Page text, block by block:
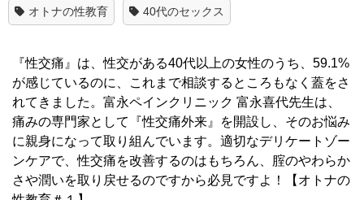
オトナの性教育 40代のセックス
『性交痛』は、性交がある40代以上の女性のうち、59.1%
が感じているのに、これまで相談するところもなく蓋をさ
れてきました。富永ペインクリニック 富永喜代先生は、
痛みの専門家として『性交痛外来』を開設し、そのお悩み
に親身になって取り組んでいます。適切なデリケートゾー
ンケアで、性交痛を改善するのはもちろん、腟のやわらか
さや潤いを取り戻せるのですから必見ですよ！【オトナの